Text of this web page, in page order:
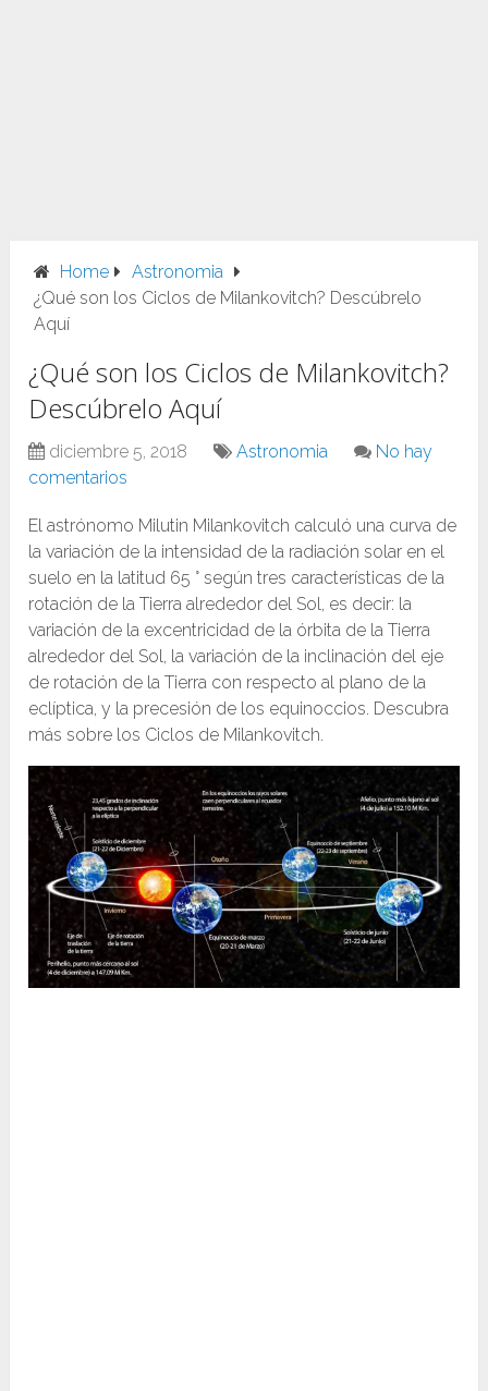
Home
Astronomia
¿Qué son los Ciclos de Milankovitch? Descúbrelo
Aquí
¿Qué son los Ciclos de Milankovitch?
Descúbrelo Aquí
diciembre 5, 2018 Astronomia
No hay
comentarios
El astrónomo Milutin Milankovitch calculó una curva de
la variación de la intensidad de la radiación solar en el
suelo en la latitud 65 ° según tres características de la
rotación de la Tierra alrededor del Sol, es decir: la
variación de la excentricidad de la órbita de la Tierra
alrededor del Sol, la variación de la inclinación del eje
de rotación de la Tierra con respecto al plano de la
eclíptica, y la precesión de los equinoccios. Descubra
más sobre los Ciclos de Milankovitch.